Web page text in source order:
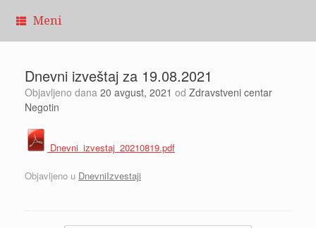
Meni
Dnevni izveštaj za 19.08.2021
Objavljeno dana 20 avgust, 2021 od Zdravstveni centar
Negotin
Dnevni_izvestaj_20210819.pdf
Objavljeno u DnevniIzvestaji